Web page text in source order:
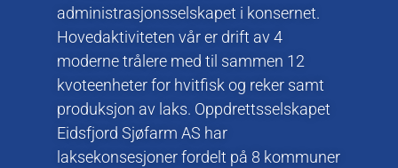
administrasjonsselskapet i konsernet.
Hovedaktiviteten vår er drift av 4
moderne trålere med til sammen 12
kvoteenheter for hvitfisk og reker samt
produksjon av laks. Oppdrettsselskapet
Eidsfjord Sjøfarm AS har
laksekonsesjoner fordelt på 8 kommuner